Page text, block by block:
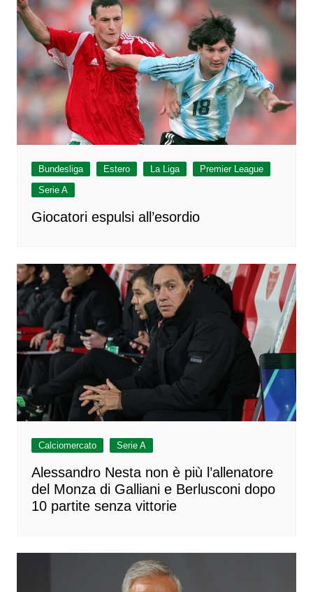
Bundesliga Estero La Liga
Premier League
Serie A
Giocatori espulsi all’esordio
Calciomercato Serie A
Alessandro Nesta non è più l’allenatore
del Monza di Galliani e Berlusconi dopo
10 partite senza vittorie